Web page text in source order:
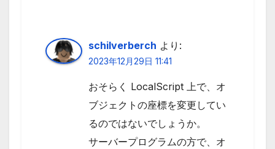
schilverberch より:
2023年12月29日 11:41
おそらく LocalScript 上で、オ
ブジェクトの座標を変更してい
るのではないでしょうか。
サーバープログラムの方で、オ